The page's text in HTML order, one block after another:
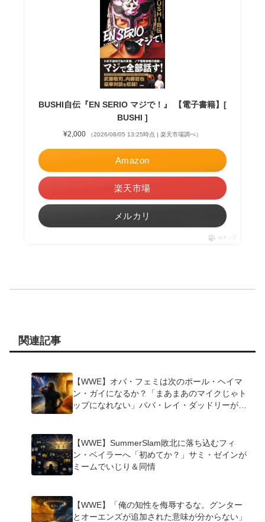
BUSHI自伝『EN SERIO マジで！』 【電子書籍】[
BUSHI ]
¥2,000 （2026/08/05 13:25時点 | 楽天市場調べ）
Amazon
楽天市場
メルカリ
ポチップ
関連記事
【WWE】オバ・フェミは次のポール・ヘイマ
ン・ガイになるか？「まあまあのマイクじゃト
ップになれない」ババ・レイ・ダッドリーが指
【WWE】SummerSlam敗北に落ち込むフィ
ン・ベイラーへ「初めてか？」サミ・ゼインが
ミームでいじり＆同情
【WWE】「俺の知性を侮辱するな。グンター
とオーエンズが追加された意味が分からない」